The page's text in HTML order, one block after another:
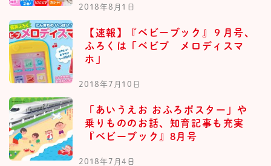
2018年8月1日
【速報】『ベビーブック』９月号、
ふろくは「ベビブ メロディスマ
ホ」
2018年7月10日
「あいうえお おふろポスター」や
乗りもののお話、知育記事も充実
『ベビーブック』8月号
2018年7月4日